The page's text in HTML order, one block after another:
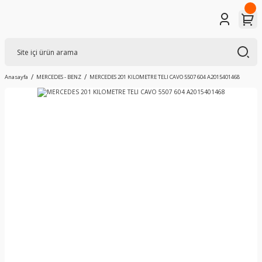
Anasayfa MERCEDES - BENZ MERCEDES 201 KILOMETRE TELI CAVO 5507 604 A2015401468